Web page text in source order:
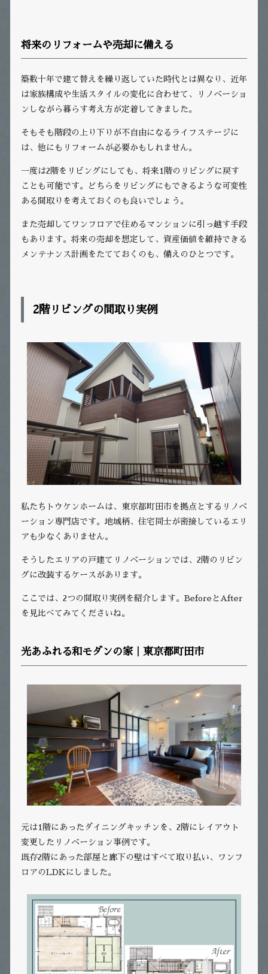
将来のリフォームや売却に備える
築数十年で建て替えを繰り返していた時代とは異なり、近年
は家族構成や生活スタイルの変化に合わせて、リノベーショ
ンしながら暮らす考え方が定着してきました。
そもそも階段の上り下りが不自由になるライフステージに
は、他にもリフォームが必要かもしれません。
一度は2階をリビングにしても、将来1階のリビングに戻す
ことも可能です。どちらをリビングにもできるような可変性
ある間取りを考えておくのも良いでしょう。
また売却してワンフロアで住めるマンションに引っ越す手段
もあります。将来の売却を想定して、資産価値を維持できる
メンテナンス計画をたてておくのも、備えのひとつです。
2階リビングの間取り実例
私たちトウケンホームは、東京都町田市を拠点とするリノベ
ーション専門店です。地域柄、住宅同士が密接しているエリ
アも少なくありません。
そうしたエリアの戸建てリノベーションでは、2階のリビン
グに改装するケースがあります。
ここでは、2つの間取り実例を紹介します。BeforeとAfter
を見比べてみてくださいね。
光あふれる和モダンの家｜東京都町田市
元は1階にあったダイニングキッチンを、2階にレイアウト
変更したリノベーション事例です。
既存2階にあった部屋と廊下の壁はすべて取り払い、ワンフ
ロアのLDKにしました。